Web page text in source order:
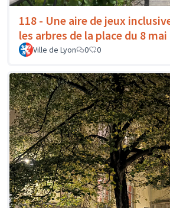
118 - Une aire de jeux
les arbres de la place du 8 mai
Ville de Lyon 0 0